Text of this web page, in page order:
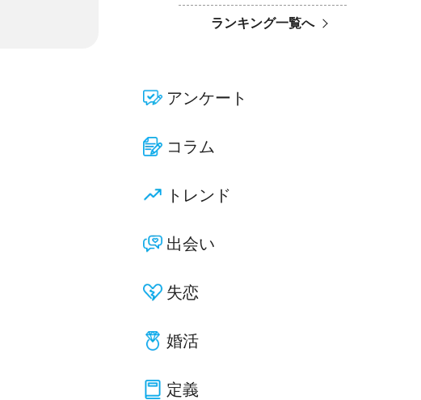
ランキング一覧へ
アンケート
コラム
トレンド
出会い
失恋
婚活
定義